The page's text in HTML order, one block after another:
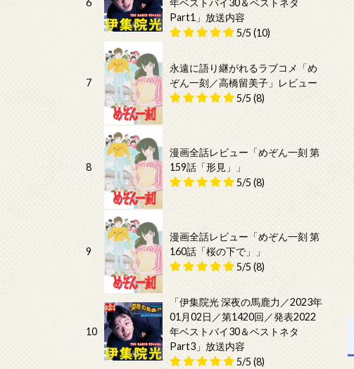
6
年ベストバイ30＆ベストネタ
Part1」放送内容
5/5 (10)
7
永遠に語り継がれるラブコメ「め
ぞん一刻／高橋留美子」レビュー
5/5 (8)
8
漫画全話レビュー「めぞん一刻 第
159話「形見」」
5/5 (8)
9
漫画全話レビュー「めぞん一刻 第
160話「桜の下で」」
5/5 (8)
10
「伊集院光 深夜の馬鹿力／2023年
01月02日／第1420回／発表2022
年ベストバイ30＆ベストネタ
Part3」放送内容
5/5 (8)